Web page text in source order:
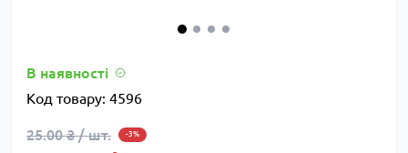
В наявності
Код товару: 4596
25.00 ₴ / шт. -3%